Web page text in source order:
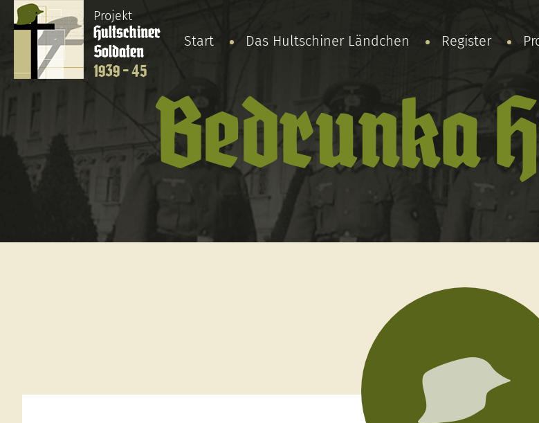
Projekt
Hultschiner
Soldaten
1939 - 45
Start Das Hultschiner Ländchen Register
Bedrunka